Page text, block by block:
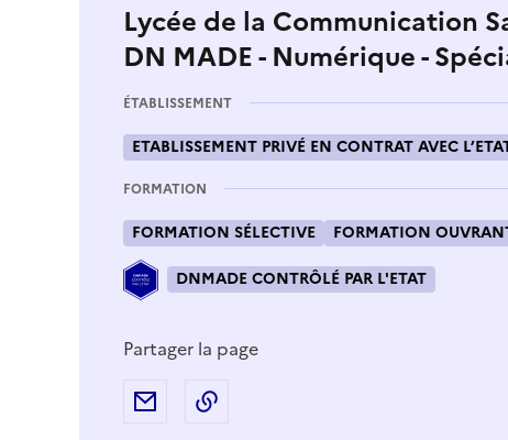
Lycée de la Communication
DN MADE - Numérique -
ÉTABLISSEMENT
ETABLISSEMENT PRIVÉ EN CONTRAT AVEC
FORMATION
FORMATION SÉLECTIVE FORMATION
DNMADE CONTRÔLÉ PAR L'ETAT
Partager la page
Partager par e-mail